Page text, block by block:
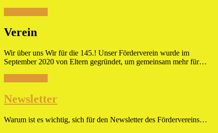
Verein
Wir über uns Wir für die 145.! Unser Förderverein wurde im
September 2020 von Eltern gegründet, um gemeinsam mehr für…
Newsletter
Warum ist es wichtig, sich für den Newsletter des Fördervereins…